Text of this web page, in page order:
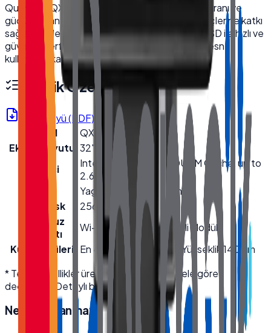
Quanmax QX-3200 endüstriyel kiosk, 32 inç ekranı ve
güçlü donanımıyla işletmelerin dijitalleşme süreçlerine katkı
sağlar. i5 işlemci, 8GB RAM ve 256GB NVMe SSD ile hızlı ve
güvenilir performans sunar. Wi-Fi bağlantısı ile esnek
kullanım imkanı sunar.
Teknik Özellikler
Ürün Föyü (PDF)
Model
QX-3200
Ekran Boyutu 32''
İşlemci
Intel® Core™ i5-4200U 3M Cache, up to
2.60 GHz
Bellek
Yageo 8GB DDR3 Ram
Hard Disk
256GB NVMe SSD
Kablosuz
Bağlantı
Wi-Fi + Bluetooth (Dahili Modül)
Kutu Ölçüleri
En 42 cm · Boy 62 cm · Yükseklik 140 cm
* Teknik özellikler üretici kaynaklıdır; modele göre
değişebilir. Detaylı bilgi için bize ulaşın.
Neden Quanmax ?